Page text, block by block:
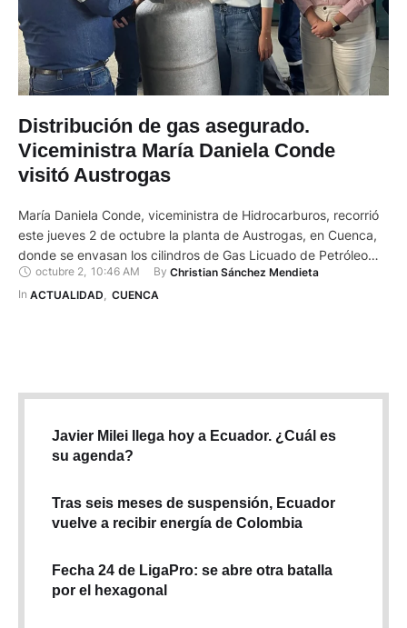
Distribución de gas asegurado.
Viceministra María Daniela Conde
visitó Austrogas
María Daniela Conde, viceministra de Hidrocarburos, recorrió
este jueves 2 de octubre la planta de Austrogas, en Cuenca,
donde se envasan los cilindros de Gas Licuado de Petróleo
(GLP). El objetivo de la visita fue constatar el cumplimiento de
los estándares de calidad y sostenibilidad durante el proceso
octubre 2, 10:46 AM By Christian Sánchez Mendieta
In ACTUALIDAD CUENCA
Javier Milei llega hoy a Ecuador. ¿Cuál es
su agenda?
Tras seis meses de suspensión, Ecuador
vuelve a recibir energía de Colombia
Fecha 24 de LigaPro: se abre otra batalla
por el hexagonal